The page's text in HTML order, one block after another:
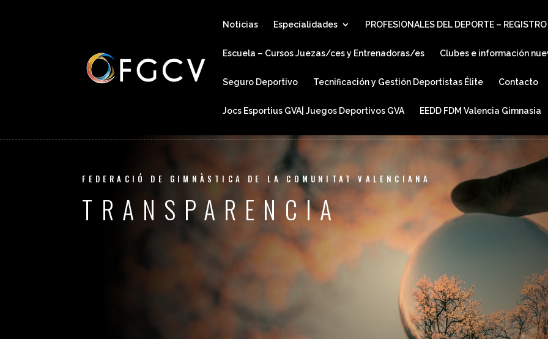
Noticias Especialidades PROFESIONALES DEL DEPORTE –
Escuela – Cursos Juezas/ces y Entrenadoras/es Clubes e información
Seguro Deportivo Tecnificación y Gestión Deportistas Élite Contacto
Jocs Esportius GVA| Juegos Deportivos GVA EEDD FDM Valencia Gimnasia
FEDERACIÓ DE GIMNÀSTICA DE LA COMUNITAT VALENCIANA
TRANSPARENCIA